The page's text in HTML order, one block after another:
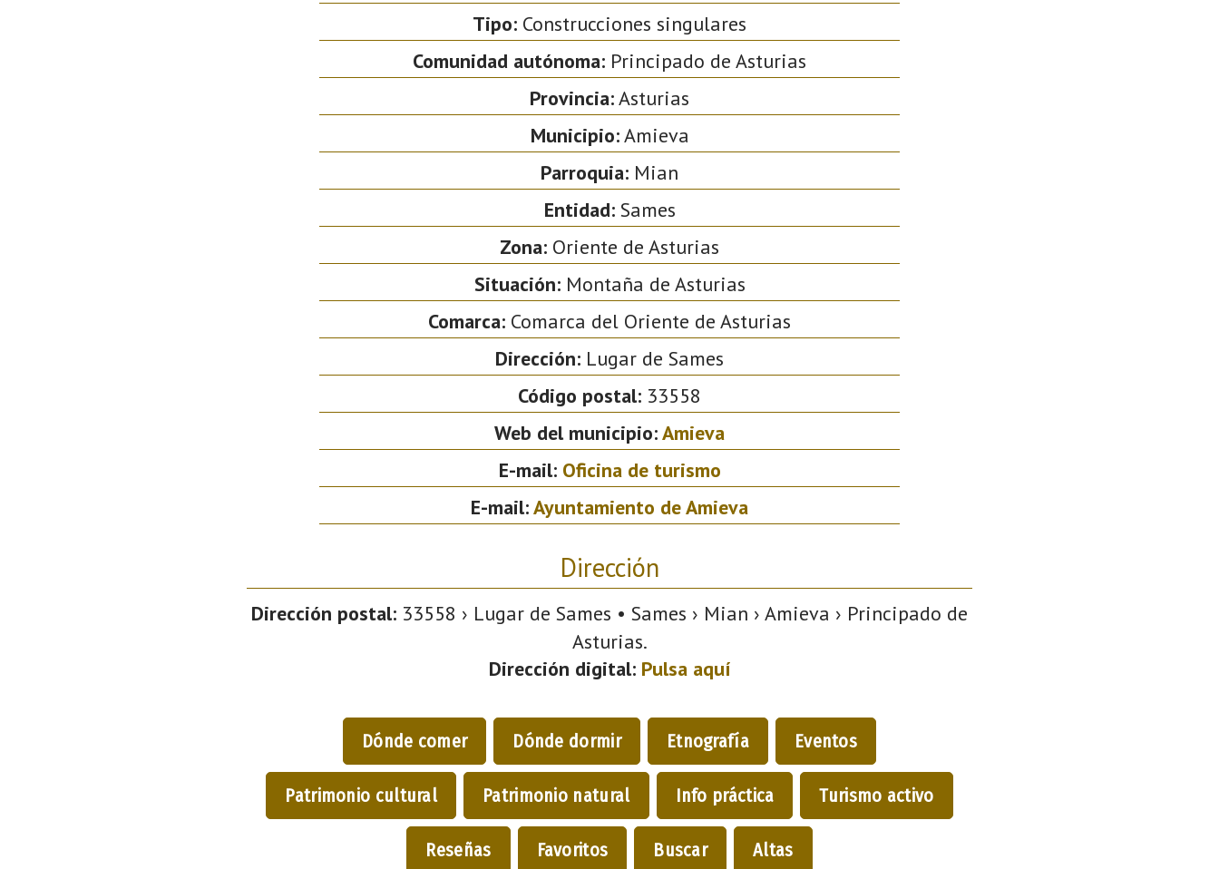
Tipo: Construcciones singulares
Comunidad autónoma: Principado de Asturias
Provincia:Asturias
Municipio:Amieva
Parroquia: Mian
Entidad:Sames
Zona: Oriente de Asturias
Situación:Montaña de Asturias
Comarca: Comarca del Oriente de Asturias
Dirección: Lugar de Sames
Código postal: 33558
Web del municipio:Amieva
E-mail: Oficina de turismo
E-mail:Ayuntamiento de Amieva
Dirección
Dirección postal: 33558 › Lugar de Sames • Sames › Mian › Amieva › Principado de
Asturias.
Dirección digital: Pulsa aquí
Dónde comer Dónde dormir Etnografía Eventos
Patrimonio cultural Patrimonio natural Info práctica Turismo activo
Reseñas Favoritos Buscar Altas